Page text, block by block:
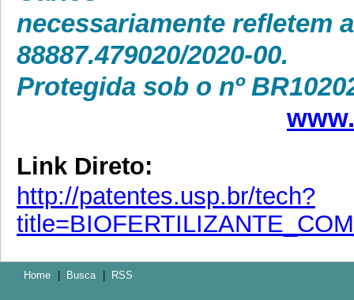
necessariamente refletem
88887.479020/2020-00.
Protegida sob o nº
Link Direto:
http://patentes.usp.br/tech?
Home Busca RSS